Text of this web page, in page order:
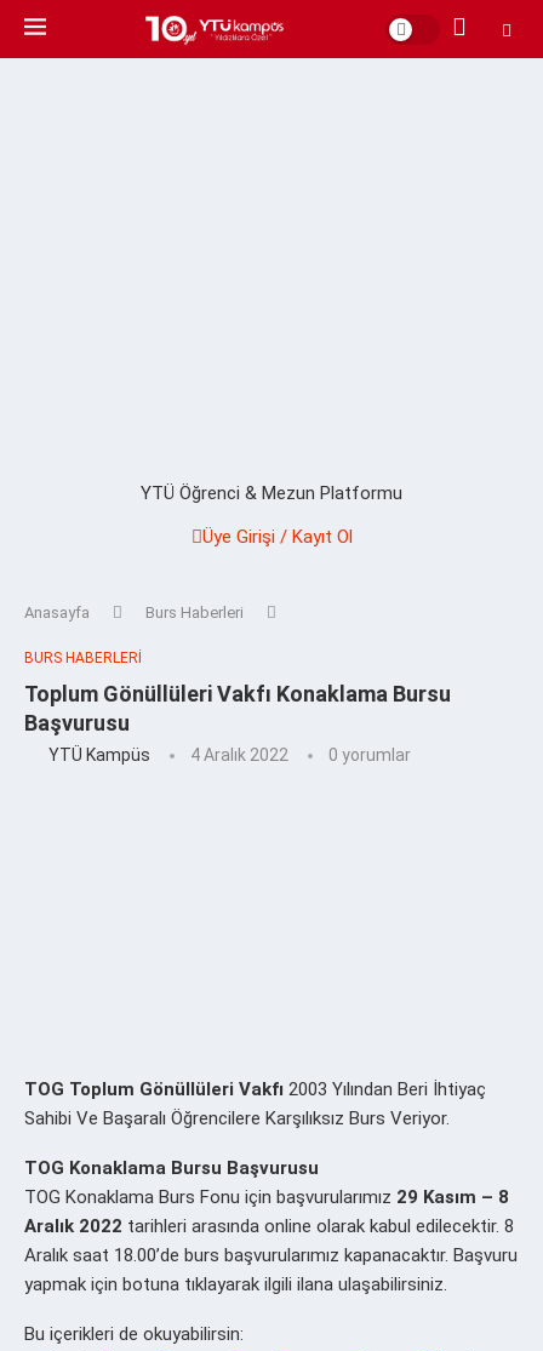
YTÜ Öğrenci & Mezun Platformu
Üye Girişi / Kayıt Ol
Anasayfa Burs Haberleri
BURS HABERLERI
Toplum Gönüllüleri Vakfı Konaklama Bursu
Başvurusu
YTÜ Kampüs 4 Aralık 2022 0 yorumlar
TOG Toplum Gönüllüleri Vakfı 2003 Yılından Beri İhtiyaç
Sahibi Ve Başaralı Öğrencilere Karşılıksız Burs Veriyor.
TOG Konaklama Bursu Başvurusu
TOG Konaklama Burs Fonu için başvurularımız 29 Kasım – 8
Aralık 2022 tarihleri arasında online olarak kabul edilecektir. 8
Aralık saat 18.00’de burs başvurularımız kapanacaktır. Başvuru
yapmak için botuna tıklayarak ilgili ilana ulaşabilirsiniz.
Bu içerikleri de okuyabilirsin: